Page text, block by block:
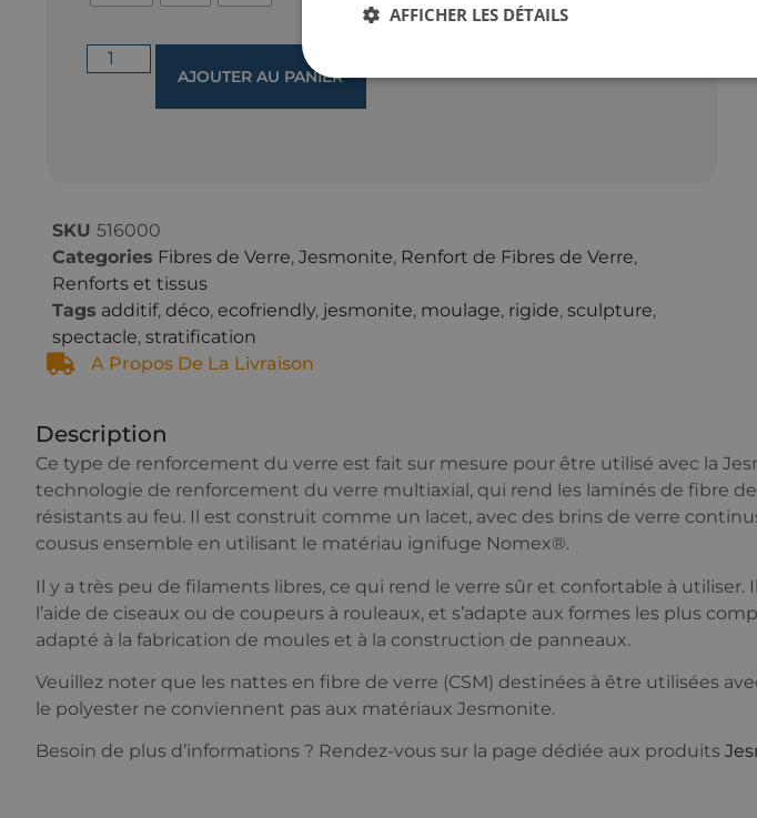
AJOUTER AU PANIER
SKU 516000
Categories Fibres de Verre, Jesmonite, Renfort de Fibres de Verre,
Renforts et tissus
Tags additif, déco, ecofriendly, jesmonite, moulage, rigide, sculpture,
spectacle, stratification
A Propos De La Livraison
Description
Ce type de renforcement du verre est fait sur mesure pour être utilisé avec la
technologie de renforcement du verre multiaxial, qui rend les laminés de fibre
résistants au feu. Il est construit comme un lacet, avec des brins de verre
cousus ensemble en utilisant le matériau ignifuge Nomex®.
Il y a très peu de filaments libres, ce qui rend le verre sûr et confortable à utiliser.
l’aide de ciseaux ou de coupeurs à rouleaux, et s’adapte aux formes les plus
adapté à la fabrication de moules et à la construction de panneaux.
Veuillez noter que les nattes en fibre de verre (CSM) destinées à être utilisées
le polyester ne conviennent pas aux matériaux Jesmonite.
Besoin de plus d’informations ? Rendez-vous sur la page dédiée aux produits
AFFICHER LES DÉTAILS